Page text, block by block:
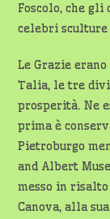
Foscolo, che gli
celebri sculture
Le Grazie
Talia, le tre
prosperità. Ne
prima è
Pietroburgo
and Albert
messo in
Canova, alla